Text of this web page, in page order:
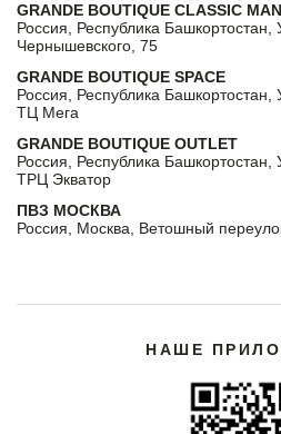
GRANDE BOUTIQUE CLASSIC MAN
Россия, Республика
Чернышевского, 75
GRANDE BOUTIQUE SPACE
Россия, Республика
ТЦ Мега
GRANDE BOUTIQUE OUTLET
Россия, Республика
ТРЦ Экватор
ПВЗ МОСКВА
Россия, Москва, Ветошный
НАШЕ